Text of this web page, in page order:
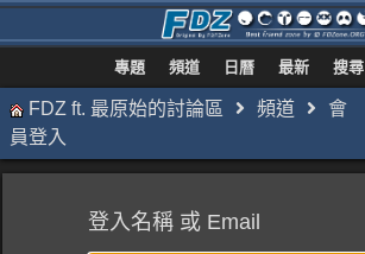
專題 頻道 日曆 最新 搜尋
FDZ ft. 最原始的討論區 頻道
會
員登入
登入名稱 或 Email